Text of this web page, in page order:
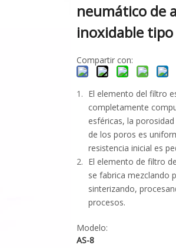
neumático de
inoxidable tipo
Compartir con:
El elemento del filtro
completamente
esféricas, la
de los poros es
resistencia inicial es
El elemento de filtro
se fabrica mezclando
sinterizando,
procesos.
Modelo:
AS-8